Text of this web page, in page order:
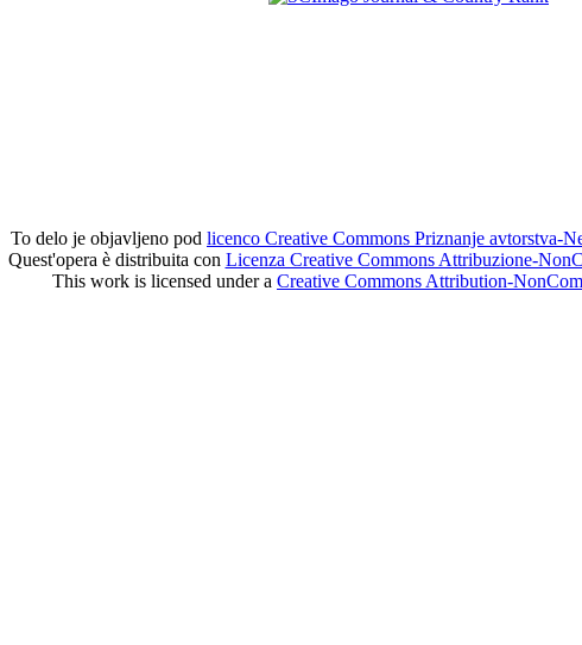
To delo je objavljeno pod licenco Creative Commons Priznanje avtorstva-
Quest'opera è distribuita con Licenza Creative Commons Attribuzione-
This work is licensed under a Creative Commons Attribution-